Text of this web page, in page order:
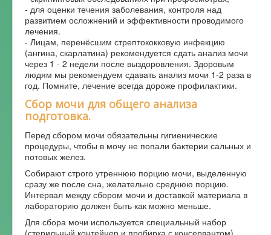
- для оценки течения заболевания, контроля над
развитием осложнений и эффективности проводимого
лечения.
- Лицам, перенёсшим стрептококковую инфекцию
(ангина, скарлатина) рекомендуется сдать анализ мочи
через 1 - 2 недели после выздоровления. Здоровым
людям мы рекомендуем сдавать анализ мочи 1-2 раза в
год. Помните, лечение всегда дороже профилактики.
Сбор мочи для общего анализа
подготовка.
Перед сбором мочи обязательны гигиенические
процедуры, чтобы в мочу не попали бактерии сальных и
потовых желез.
Собирают строго утреннюю порцию мочи, выделенную
сразу же после сна, желательно среднюю порцию.
Интервал между сбором мочи и доставкой материала в
лабораторию должен быть как можно меньше.
Для сбора мочи используется специальный набор
(стерильный контейнер и пробирка с консервантом),